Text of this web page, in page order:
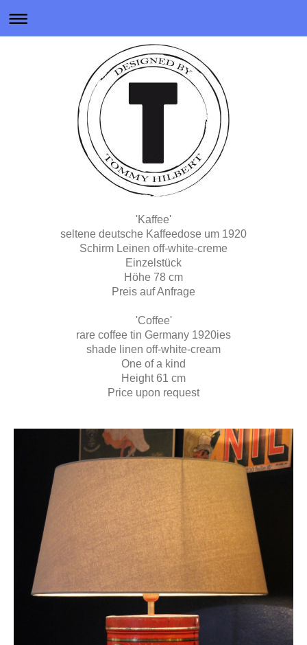
'Kaffee'
seltene deutsche Kaffeedose um 1920
Schirm Leinen off-white-creme
Einzelstück
Höhe 78 cm
Preis auf Anfrage
'Coffee'
rare coffee tin Germany 1920ies
shade linen off-white-cream
One of a kind
Height 61 cm
Price upon request